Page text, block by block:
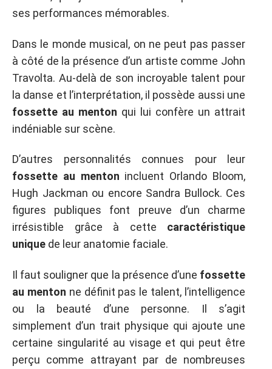
ses performances mémorables.
Dans le monde musical, on ne peut pas passer
à côté de la présence d’un artiste comme John
Travolta. Au-delà de son incroyable talent pour
la danse et l’interprétation, il possède aussi une
fossette au menton qui lui confère un attrait
indéniable sur scène.
D’autres personnalités connues pour leur
fossette au menton incluent Orlando Bloom,
Hugh Jackman ou encore Sandra Bullock. Ces
figures publiques font preuve d’un charme
irrésistible grâce à cette caractéristique
unique de leur anatomie faciale.
Il faut souligner que la présence d’une fossette
au menton ne définit pas le talent, l’intelligence
ou la beauté d’une personne. Il s’agit
simplement d’un trait physique qui ajoute une
certaine singularité au visage et qui peut être
perçu comme attrayant par de nombreuses